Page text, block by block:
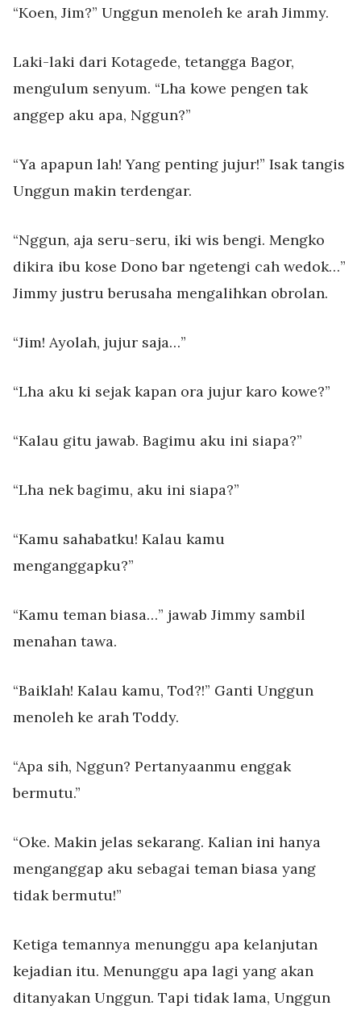
“Koen, Jim?” Unggun menoleh ke arah Jimmy.
Laki-laki dari Kotagede, tetangga Bagor,
mengulum senyum. “Lha kowe pengen tak
anggep aku apa, Nggun?”
“Ya apapun lah! Yang penting jujur!” Isak tangis
Unggun makin terdengar.
“Nggun, aja seru-seru, iki wis bengi. Mengko
dikira ibu kose Dono bar ngetengi cah wedok…”
Jimmy justru berusaha mengalihkan obrolan.
“Jim! Ayolah, jujur saja…”
“Lha aku ki sejak kapan ora jujur karo kowe?”
“Kalau gitu jawab. Bagimu aku ini siapa?”
“Lha nek bagimu, aku ini siapa?”
“Kamu sahabatku! Kalau kamu
menganggapku?”
“Kamu teman biasa…” jawab Jimmy sambil
menahan tawa.
“Baiklah! Kalau kamu, Tod?!” Ganti Unggun
menoleh ke arah Toddy.
“Apa sih, Nggun? Pertanyaanmu enggak
bermutu.”
“Oke. Makin jelas sekarang. Kalian ini hanya
menganggap aku sebagai teman biasa yang
tidak bermutu!”
Ketiga temannya menunggu apa kelanjutan
kejadian itu. Menunggu apa lagi yang akan
ditanyakan Unggun. Tapi tidak lama, Unggun